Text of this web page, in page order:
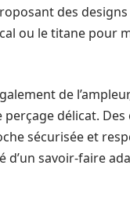
des
ou le titane pour
de
délicat.
sécurisée et
d’un savoir-faire